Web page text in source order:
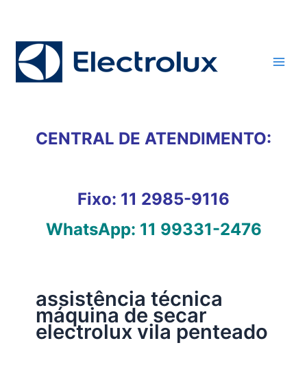
conteúdo
CENTRAL DE ATENDIMENTO:
Fixo: 11 2985-9116
WhatsApp: 11 99331-2476
assistência técnica
máquina de secar
electrolux vila penteado